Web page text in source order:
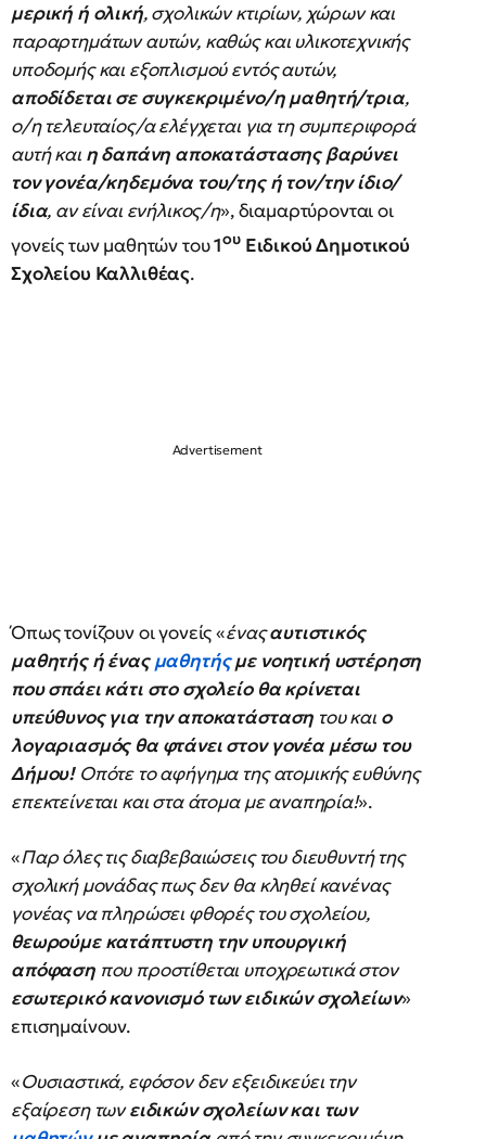
μερική ή ολική, σχολικών κτιρίων, χώρων και
παραρτημάτων αυτών, καθώς και υλικοτεχνικής
υποδομής και εξοπλισμού εντός αυτών,
αποδίδεται σε συγκεκριμένο/η μαθητή/τρια,
ο/η τελευταίος/α ελέγχεται για τη συμπεριφορά
αυτή και η δαπάνη αποκατάστασης βαρύνει
τον γονέα/κηδεμόνα του/της ή τον/την ίδιο/
ίδια, αν είναι ενήλικος/η», διαμαρτύρονται οι
γονείς των μαθητών του1ουΕιδικού Δημοτικού
Σχολείου Καλλιθέας.
Όπως τονίζουν οι γονείς «έναςαυτιστικός
μαθητής ή έναςμαθητήςμε νοητική υστέρηση
που σπάει κάτι στο σχολείο θα κρίνεται
υπεύθυνος για την αποκατάσταση του και ο
λογαριασμός θα φτάνει στον γονέα μέσω του
Δήμου!Οπότε το αφήγημα της ατομικής ευθύνης
επεκτείνεται και στα άτομα με αναπηρία!».
«Παρ όλες τις διαβεβαιώσεις του διευθυντή της
σχολική μονάδας πως δεν θα κληθεί κανένας
γονέας να πληρώσει φθορές του σχολείου,
θεωρούμε κατάπτυστη την υπουργική
απόφαση που προστίθεται υποχρεωτικά στον
εσωτερικό κανονισμό των ειδικών σχολείων»
επισημαίνουν.
«Ουσιαστικά, εφόσον δεν εξειδικεύει την
εξαίρεση τωνειδικών σχολείων και των